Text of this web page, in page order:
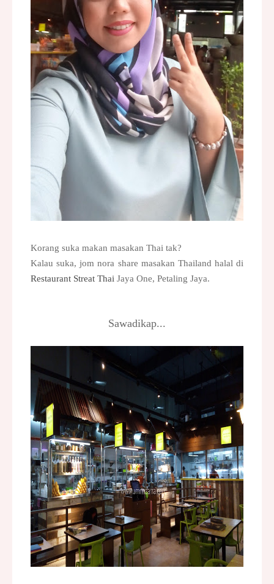
Korang suka makan masakan Thai tak?
Kalau suka, jom nora share masakan Thailand halal di
Restaurant Streat Thai Jaya One, Petaling Jaya.
Sawadikap...